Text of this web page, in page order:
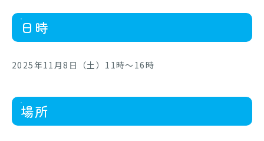
日時
2025年11月8日（土）11時～16時
場所